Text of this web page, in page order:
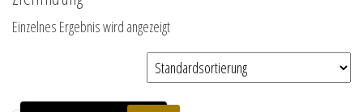
Einzelnes Ergebnis wird angezeigt